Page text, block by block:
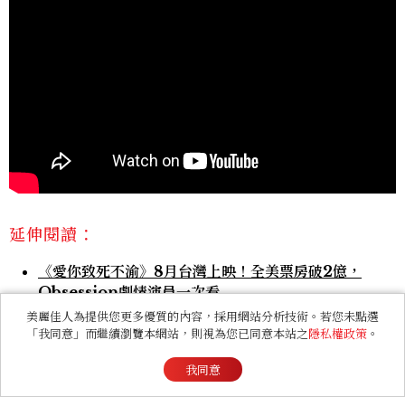
延伸閱讀：
《愛你致死不渝》8月台灣上映！全美票房破2億，
Obsession劇情演員一次看
2026電影上映表！電影推薦片單有哪些？《橡樹街末
日》《沙丘3》將登場
美麗佳人為提供您更多優質的內容，採用網站分析技術。若您未點選
「我同意」而繼續瀏覽本網站，則視為您已同意本站之隱私權政策 。
我同意